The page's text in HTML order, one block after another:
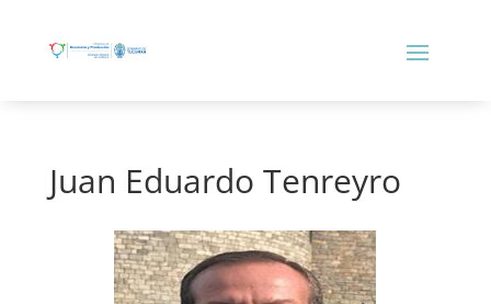
Juan Eduardo Tenreyro